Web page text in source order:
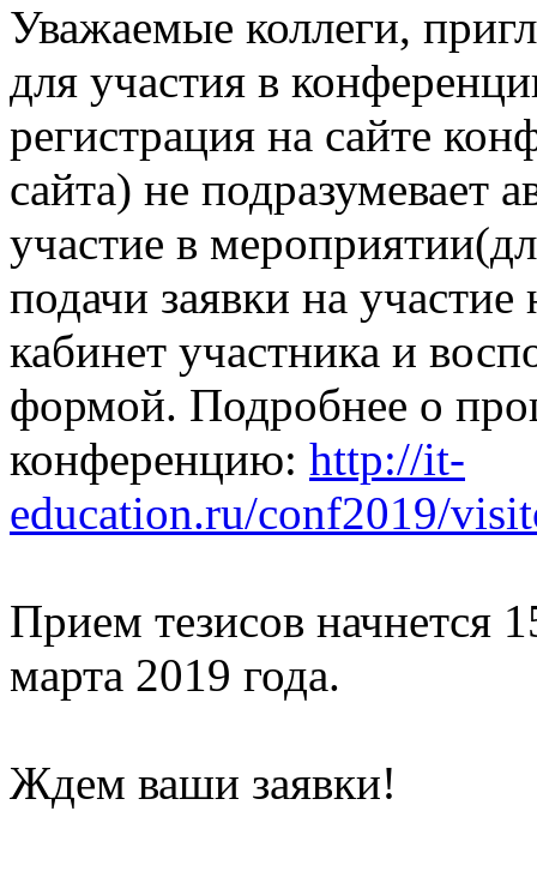
Уважаемые коллеги,
для участия в
регистрация на сайте
сайта) не подразумевает
участие в
подачи заявки на
кабинет участника и
формой. Подробнее о
конференцию: http://it-
education.ru/conf2019/
Прием тезисов начнется
марта 2019 года.
Ждем ваши заявки!